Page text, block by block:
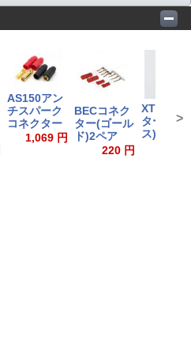
AS150アン
チスパーク
コネクター
1,069 円
BECコネク
ター(ゴール
ド)2ペア
220 円
XT90コ
ター (オ
ス)2個入
>